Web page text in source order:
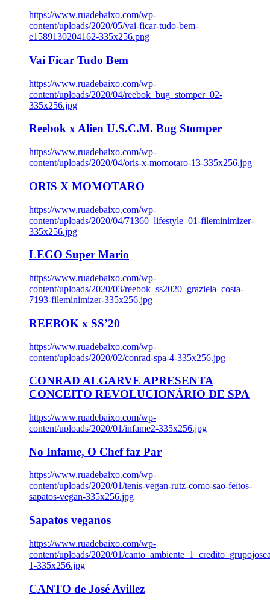
https://www.ruadebaixo.com/wp-
content/uploads/2020/05/vai-ficar-tudo-bem-
e1589130204162-335x256.png
Vai Ficar Tudo Bem
https://www.ruadebaixo.com/wp-
content/uploads/2020/04/reebok_bug_stomper_02-
335x256.jpg
Reebok x Alien U.S.C.M. Bug Stomper
https://www.ruadebaixo.com/wp-
content/uploads/2020/04/oris-x-momotaro-13-335x256.jpg
ORIS X MOMOTARO
https://www.ruadebaixo.com/wp-
content/uploads/2020/04/71360_lifestyle_01-fileminimizer-
335x256.jpg
LEGO Super Mario
https://www.ruadebaixo.com/wp-
content/uploads/2020/03/reebok_ss2020_graziela_costa-
7193-fileminimizer-335x256.jpg
REEBOK x SS’20
https://www.ruadebaixo.com/wp-
content/uploads/2020/02/conrad-spa-4-335x256.jpg
CONRAD ALGARVE APRESENTA
CONCEITO REVOLUCIONÁRIO DE SPA
https://www.ruadebaixo.com/wp-
content/uploads/2020/01/infame2-335x256.jpg
No Infame, O Chef faz Par
https://www.ruadebaixo.com/wp-
content/uploads/2020/01/tenis-vegan-rutz-como-sao-feitos-
sapatos-vegan-335x256.jpg
Sapatos veganos
https://www.ruadebaixo.com/wp-
content/uploads/2020/01/
1-335x256.jpg
CANTO de José Avillez